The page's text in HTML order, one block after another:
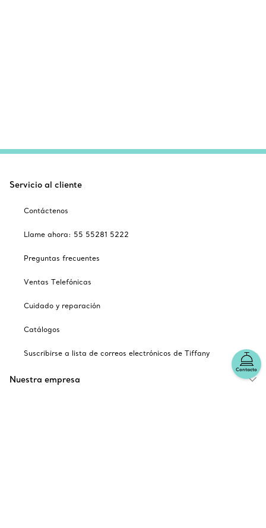
Contacto
Servicio al cliente
Contáctenos
Llame ahora: 55 55281 5222
Preguntas frecuentes
Ventas Telefónicas
Cuidado y reparación
Catálogos
Suscribirse a lista de correos electrónicos de Tiffany
Nuestra empresa